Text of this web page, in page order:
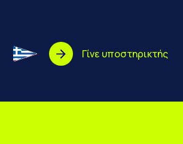
EL Γίνε υποστηρικτής